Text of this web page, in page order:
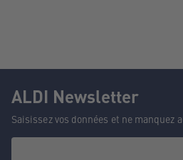
ALDI Newsletter
Saisissez vos données et ne manquez